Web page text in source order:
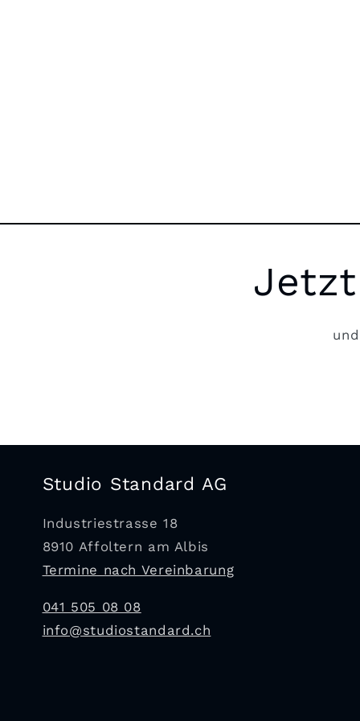
Studio Standard AG
Industriestrasse 18
8910 Affoltern am Albis
Termine nach Vereinbarung
041 505 08 08
info@studiostandard.ch